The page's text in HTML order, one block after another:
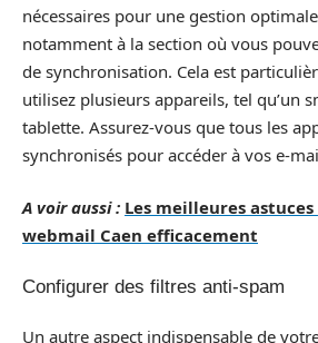
nécessaires pour une gestion
notamment à la section où vous
de synchronisation. Cela est
utilisez plusieurs appareils, tel qu’un
tablette. Assurez-vous que tous les
synchronisés pour accéder à vos e-
A voir aussi : Les meilleures
webmail Caen efficacement
Configurer des filtres anti-spam
Un autre aspect indispensable de